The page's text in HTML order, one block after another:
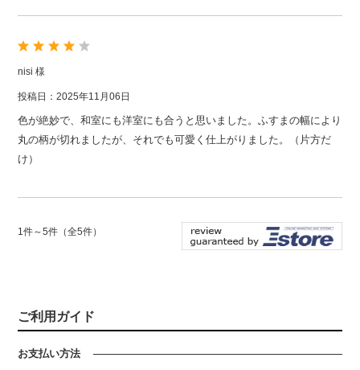
nisi 様
投稿日：2025年11月06日
色が絶妙で、和室にも洋室にも合うと思いました。ふすまの幅により
丸の柄が切れましたが、それでも可愛く仕上がりました。（片方だ
け）
1件～5件（全5件）
ご利用ガイド
お支払い方法